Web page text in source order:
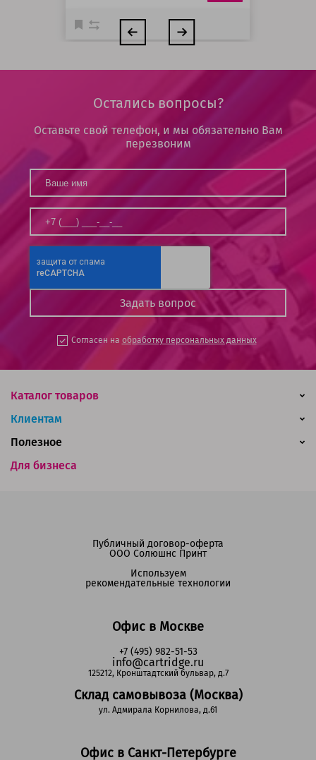
Остались вопросы?
Оставьте свой телефон, и мы обязательно Вам
перезвоним
Согласен на обработку персональных данных
Каталог товаров
Клиентам
Для бизнеса
Полезное
Офис в Москве
+7 (495) 982-51-53
info@cartridge.ru
125212, Кронштадтский бульвар, д.7
Склад самовывоза (Москва)
ул. Адмирала Корнилова, д.61
Офис в Санкт-Петербурге
Публичный договор-оферта
ООО Солюшнс Принт
Используем
рекомендательные технологии